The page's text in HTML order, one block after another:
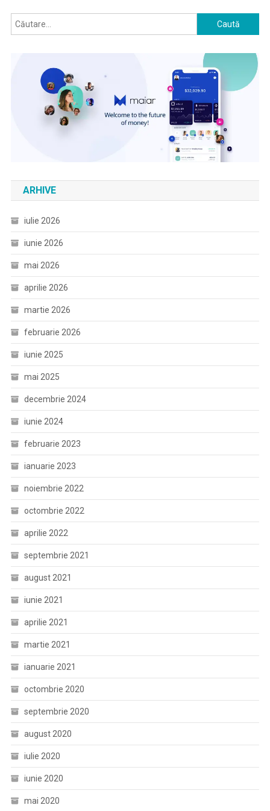
Caută
după:
ARHIVE
iulie 2026
iunie 2026
mai 2026
aprilie 2026
martie 2026
februarie 2026
iunie 2025
mai 2025
decembrie 2024
iunie 2024
februarie 2023
ianuarie 2023
noiembrie 2022
octombrie 2022
aprilie 2022
septembrie 2021
august 2021
iunie 2021
aprilie 2021
martie 2021
ianuarie 2021
octombrie 2020
septembrie 2020
august 2020
iulie 2020
iunie 2020
mai 2020